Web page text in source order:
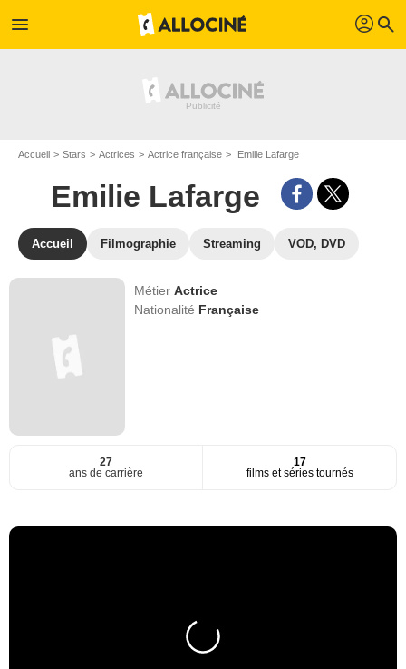
menu profil search
Accueil Stars Actrices Actrice française Emilie Lafarge
Emilie Lafarge
Accueil Filmographie Streaming VOD, DVD
MétierActrice
Nationalité Française
27
ans de carrière
17
films et séries tournés